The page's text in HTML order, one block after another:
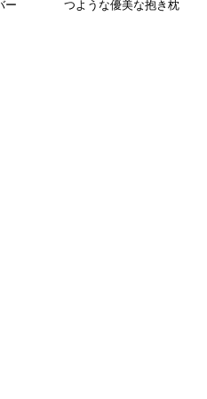
ー
つような優美な抱き枕